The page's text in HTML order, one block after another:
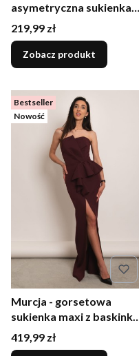
asymetryczna sukienka
midi butelkowa zieleń
Cena
219,99 zł
Zobacz produkt
Bestseller
Nowość
Murcja - gorsetowa
sukienka maxi z baskinką
burgundowa
Cena
419,99 zł